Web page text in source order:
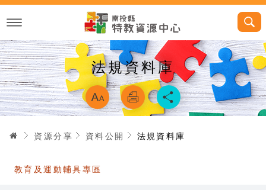
跳
主
內
容
法規資料庫 略過字型切換
首頁資源分享 資料公開 法規資料庫
教育及運動輔具專區